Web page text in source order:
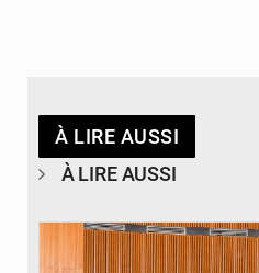
À LIRE AUSSI
À LIRE AUSSI